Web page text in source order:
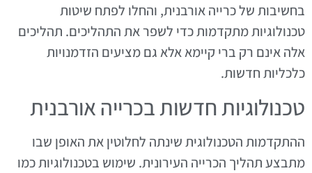
בחשיבות של כרייה אורבנית, והחלו לפתח שיטות
טכנולוגיות מתקדמות כדי לשפר את התהליכים. תהליכים
אלה אינם רק ברי קיימא אלא גם מציעים הזדמנויות
כלכליות חדשות.
טכנולוגיות חדשות בכרייה אורבנית
ההתקדמות הטכנולוגית שינתה לחלוטין את האופן שבו
מתבצע תהליך הכרייה העירונית. שימוש בטכנולוגיות כמו